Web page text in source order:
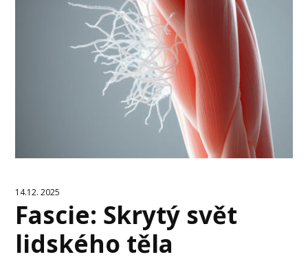
14.12. 2025
Fascie: Skrytý svět
lidského těla